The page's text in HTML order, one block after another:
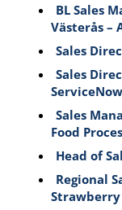
BL Sales
Västerås –
Sales
Sales
ServiceNow
Sales
Food
Head of
Regional
Strawberry